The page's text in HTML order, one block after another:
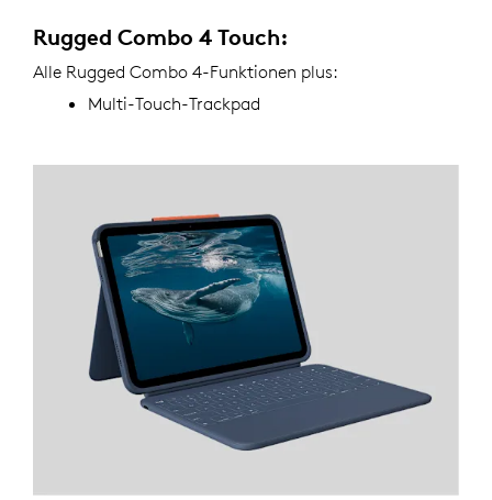
Rugged Combo 4 Touch:
Alle Rugged Combo 4-Funktionen plus:
Multi-Touch-Trackpad